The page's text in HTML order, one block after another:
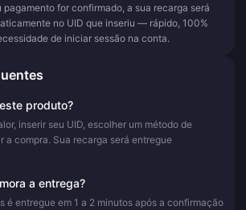
pagamento for confirmado, a sua recarga será
no UID que inseriu — rápido, 100%
de iniciar sessão na conta.
produto?
inserir seu UID, escolher um método de
a compra. Sua recarga será entregue
a entrega?
é entregue em 1 a 2 minutos após a confirmação